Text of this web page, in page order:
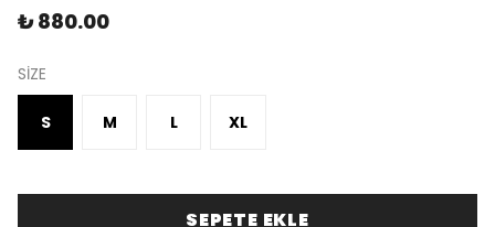
₺ 880.00
SİZE
S M L XL
SEPETE EKLE